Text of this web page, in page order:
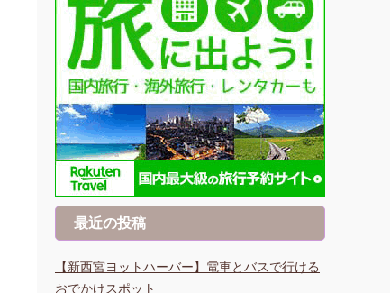
最近の投稿
【新西宮ヨットハーバー】電車とバスで行ける
おでかけスポット